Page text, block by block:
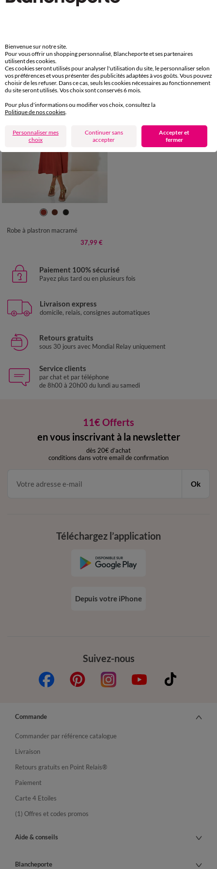
-50% dès 2 art Code 899013
38/40 42/44
Robe à plastron macramé
37,99 €
Paiement 100% sécurisé
Payez plus tard ou en plusieurs fois
Livraison express
domicile, relais, consignes automatiques
Retours gratuits
sous 30 jours avec Mondial Relay uniquement
Service clients
par chat et par téléphone
de 8h00 à 20h00 du lundi au samedi
11€ Offerts
en vous inscrivant à la newsletter
dès 20€ d’achat
conditions dans votre email de confirmation
Ok
Suivez-nous
Téléchargez l’application
Depuis votre iPhone
Commande
Commander par référence catalogue
Livraison
Retours gratuits en Point Relais®
Paiement
Carte 4 Etoiles
(1) Offres et codes promos
Aide & conseils
Blancheporte
Bienvenue sur notre site.
Pour vous offrir un shopping personnalisé, Blancheporte et ses partenaires
utilisent des cookies.
Ces cookies seront utilisés pour analyser l'utilisation du site, le personnaliser selon
vos préférences et vous présenter des publicités adaptées à vos goûts. Vous pouvez
choisir de les refuser. Dans ce cas, seuls les cookies nécessaires au fonctionnement
du site seront utilisés. Vos choix sont conservés 6 mois.
Pour plus d'informations ou modifier vos choix, consultez la
Politique de nos cookies
Personnaliser mes
choix
Continuer sans
accepter
Accepter et
fermer